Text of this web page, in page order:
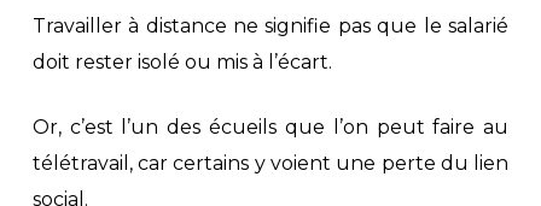
Travailler à distance ne signifie pas que le salarié
doit rester isolé ou mis à l’écart.
Or, c’est l’un des écueils que l’on peut faire au
télétravail, car certains y voient une perte du lien
social.